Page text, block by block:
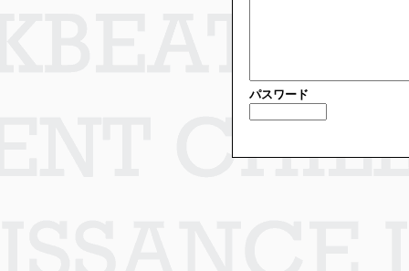
パスワード